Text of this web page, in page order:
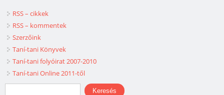
RSS – cikkek
RSS – kommentek
Szerzőink
Taní-tani Könyvek
Taní-tani folyóirat 2007-2010
Taní-tani Online 2011-től
Keresés űrlap
Keresés